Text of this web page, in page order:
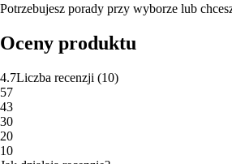
Potrzebujesz porady przy wyborze lub
Oceny produktu
4.7Liczba recenzji (10)
57
43
30
20
10